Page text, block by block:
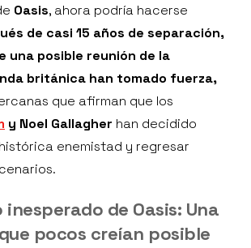
Oasis, ahora podría hacerse
de casi 15 años de separación,
una posible reunión de la
británica han tomado fuerza,
que afirman que los
y Noel Gallagher han decidido
enemistad y regresar
inesperado de Oasis: Una
pocos creían posible